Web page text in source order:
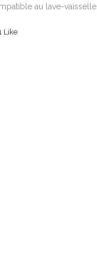
au lave-vaisselle
Like